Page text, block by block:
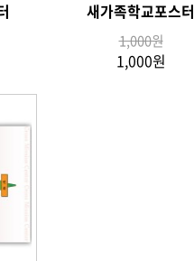
새가족학교포스터
1,000원
1,000원